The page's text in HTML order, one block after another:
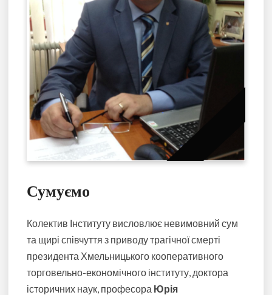
Сумуємо
Колектив Інституту висловлює невимовний сум
та щирі співчуття з приводу трагічної смерті
президента Хмельницького кооперативного
торговельно-економічного інституту, доктора
історичних наук, професора Юрія